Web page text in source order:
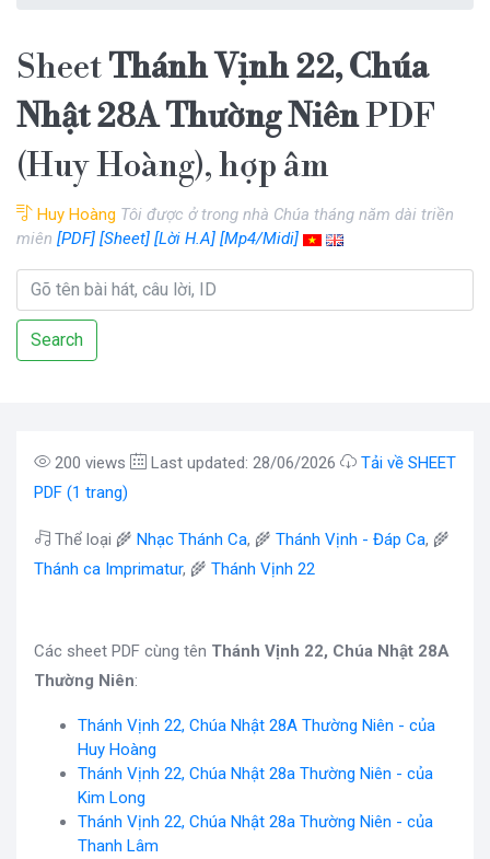
SheetThánh Vịnh 22, Chúa
Nhật 28A Thường NiênPDF
(Huy Hoàng), hợp âm
Huy Hoàng Tôi được ở trong nhà Chúa tháng năm dài triền
miên [PDF] [Sheet] [Lời H.A] [Mp4/Midi]
Search
200 views Last updated: 28/06/2026
Tải về SHEET
PDF (1 trang)
Thể loại 🌾 Nhạc Thánh Ca, 🌾 Thánh Vịnh - Đáp Ca, 🌾
Thánh ca Imprimatur, 🌾 Thánh Vịnh 22
Các sheet PDF cùng tên Thánh Vịnh 22, Chúa Nhật 28A
Thường Niên:
Thánh Vịnh 22, Chúa Nhật 28A Thường Niên - của
Huy Hoàng
Thánh Vịnh 22, Chúa Nhật 28a Thường Niên - của
Kim Long
Thánh Vịnh 22, Chúa Nhật 28a Thường Niên - của
Thanh Lâm